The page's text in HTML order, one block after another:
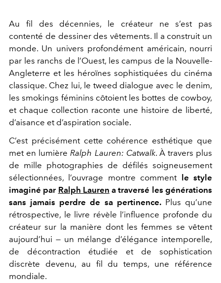
Au fil des décennies, le créateur ne s’est pas
contenté de dessiner des vêtements. Il a construit un
monde. Un univers profondément américain, nourri
par les ranchs de l’Ouest, les campus de la Nouvelle-
Angleterre et les héroïnes sophistiquées du cinéma
classique. Chez lui, le tweed dialogue avec le denim,
les smokings féminins côtoient les bottes de cowboy,
et chaque collection raconte une histoire de liberté,
d’aisance et d’aspiration sociale.
C’est précisément cette cohérence esthétique que
met en lumièreRalph Lauren: Catwalk. À travers plus
de mille photographies de défilés soigneusement
sélectionnées, l’ouvrage montre comment
le style
imaginé par Ralph Lauren a traversé les générations
sans jamais perdre de sa pertinence.Plus qu’une
rétrospective, le livre révèle l’influence profonde du
créateur sur la manière dont les femmes se vêtent
aujourd’hui — un mélange d’élégance intemporelle,
de décontraction étudiée et de sophistication
discrète devenu, au fil du temps, une référence
mondiale.